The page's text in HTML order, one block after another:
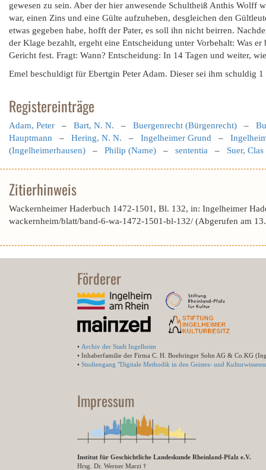
gewesen zu sein. Aber der hier anwesende Schultheiß Anthis Wolff
war, einen Zins und eine Gülte aufzuheben, desgleichen den
etwas gegeben habe, hofft der Pater, es soll ihn nicht beirren.
der Klage bezahlt, ergeht eine Entscheidung unter Vorbehalt: Was
Gericht fest. Fragt: Wann? Entscheidung: In 14 Tagen und weiter,
Emel beschuldigt für Ebertgin Peter Adam. Dieser sei ihm schuldig
Registereinträge
Adam, Peter – Bart, N. N. – Buergenrecht (Bürgenrecht) –
Hauptmann – Hering, N. N. – Ingelheimer Grund –
(Ingelheimerhausen) – Philip (Name) – sententia – Suer, Clas
Zitierhinweis
Wackernheimer Haderbuch 1472-1501, Bl. 132, in: Ingelheimer
wackernheim/blatt/band-6-wa-1472-1501-bl-132/ (Abgerufen am
Förderer
• Archiv der Stadt Ingelheim
• Inhaberfamilie der Firma C. H. Boehringer Sohn AG & Co.KG
• Studiengang "Digitale Methodik in den Geistes- und
Impressum
Institut für Geschichtliche Landeskunde Rheinland-Pfalz e.V.
Hrsg. Dr. Werner Marzi †